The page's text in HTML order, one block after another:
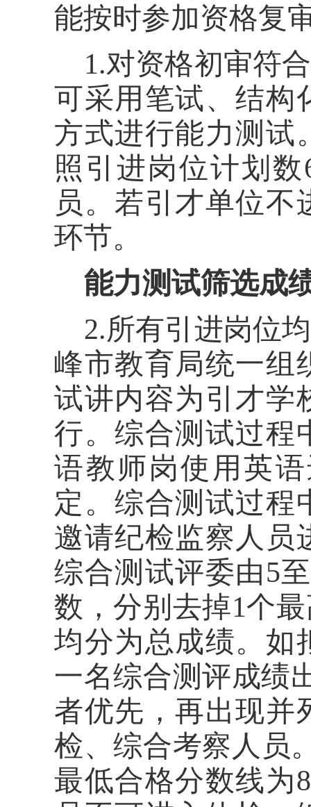
能按时参加资格复
1.对资格初审符
可采用笔试、结构
方式进行能力测试
照引进岗位计划数
员。若引才单位
环节。
能力测试筛选成
2.所有引进岗位
峰市教育局统一组
试讲内容为引才学
行。综合测试过程
语教师岗使用英
定。综合测试过程
邀请纪检监察人员
综合测试评委由5至
数，分别去掉1个
均分为总成绩。如
一名综合测评成绩
者优先，再出现并
检、综合考察人员
最低合格分数线为